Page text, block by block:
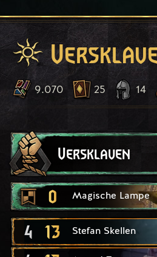
9.070 25 14
Versklaven
0 Magische Lampe
4 13 Stefan Skellen